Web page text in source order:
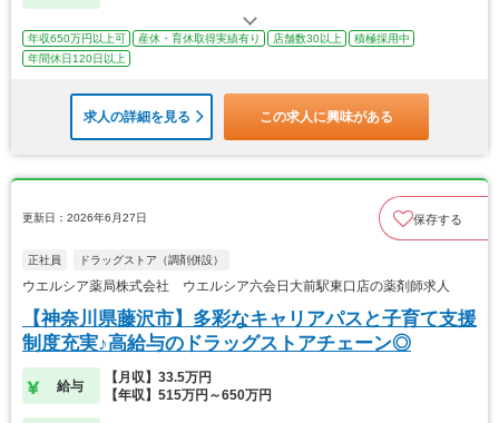
年収650万円以上可 産休・育休取得実績有り 店舗数30以上
積極採用中
年間休日120日以上
求人の詳細を見る この求人に興味がある
更新日：2026年6月27日 保存する
正社員 ドラッグストア（調剤併設）
ウエルシア薬局株式会社 ウエルシア六会日大前駅東口店の薬剤師求人
【神奈川県藤沢市】多彩なキャリアパスと子育て支援
制度充実♪高給与のドラッグストアチェーン◎
給与
【月収】33.5万円
【年収】515万円～650万円